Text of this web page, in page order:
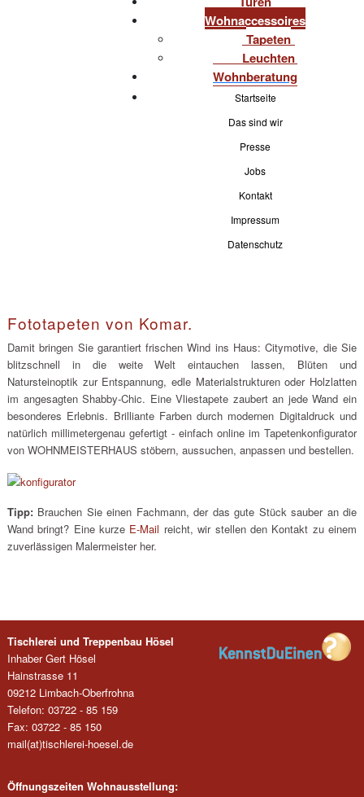
Wohnaccessoires
Tapeten
Leuchten
Wohnberatung
Startseite
Das sind wir
Presse
Jobs
Kontakt
Impressum
Datenschutz
Fototapeten von Komar.
Damit bringen Sie garantiert frischen Wind ins Haus: Citymotive, die Sie
blitzschnell in die weite Welt eintauchen lassen, Blüten und
Natursteinoptik zur Entspannung, edle Materialstrukturen oder Holzlatten
im angesagten Shabby-Chic. Eine Vliestapete zaubert an jede Wand ein
besonderes Erlebnis. Brilliante Farben durch modernen Digitaldruck und
natürlich millimetergenau gefertigt - einfach online im Tapetenkonfigurator
von WOHNMEISTERHAUS stöbern, aussuchen, anpassen und bestellen.
Tipp:Brauchen Sie einen Fachmann, der das gute Stück sauber an die
Wand bringt? Eine kurze E-Mail reicht, wir stellen den Kontakt zu einem
zuverlässigen Malermeister her.
Tischlerei und Treppenbau Hösel
Inhaber Gert Hösel
Hainstrasse 11
09212 Limbach-Oberfrohna
Telefon: 03722 - 85 159
Fax: 03722 - 85 150
mail(at)tischlerei-hoesel.de
Öffnungszeiten Wohnausstellung: